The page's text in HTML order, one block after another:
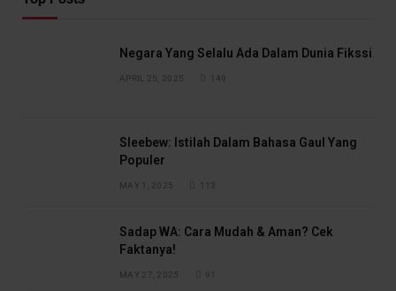
Negara Yang Selalu Ada Dalam Dunia Fikssi
APRIL 25, 2025 149
Sleebew: Istilah Dalam Bahasa Gaul Yang
Populer
MAY 1, 2025 113
Sadap WA: Cara Mudah & Aman? Cek
Faktanya!
MAY 27, 2025 91